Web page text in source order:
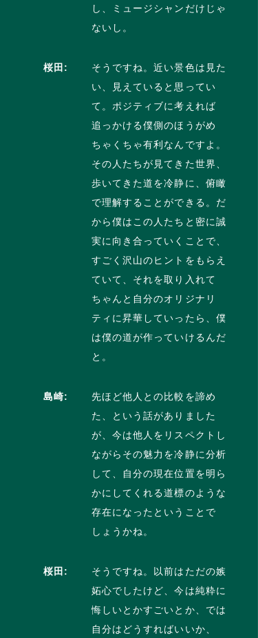
し、ミュージシャンだけじゃ
ないし。
桜田:
そうですね。近い景色は見た
い、見えていると思ってい
て。ポジティブに考えれば
追っかける僕側のほうがめ
ちゃくちゃ有利なんですよ。
その人たちが見てきた世界、
歩いてきた道を冷静に、俯瞰
で理解することができる。だ
から僕はこの人たちと密に誠
実に向き合っていくことで、
すごく沢山のヒントをもらえ
ていて、それを取り入れて
ちゃんと自分のオリジナリ
ティに昇華していったら、僕
は僕の道が作っていけるんだ
と。
島崎:
先ほど他人との比較を諦め
た、という話がありました
が、今は他人をリスペクトし
ながらその魅力を冷静に分析
して、自分の現在位置を明ら
かにしてくれる道標のような
存在になったということで
しょうかね。
桜田:
そうですね。以前はただの嫉
妬心でしたけど、今は純粋に
悔しいとかすごいとか、では
自分はどうすればいいか、